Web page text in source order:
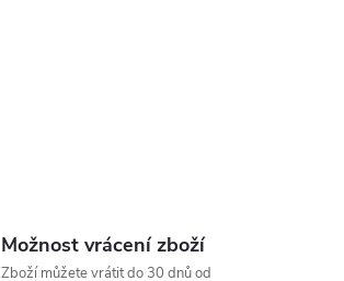
Možnost vrácení zboží
Zboží můžete vrátit do 30 dnů od